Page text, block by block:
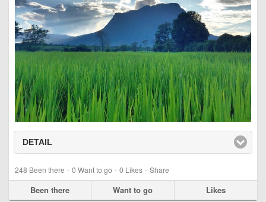
DETAIL
248 Been there · 0 Want to go · 0 Likes · Share
Been there Want to go Likes